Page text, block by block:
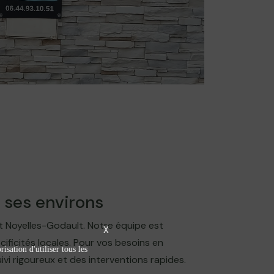
environs
Noyelles-Godault. Notre équipe est
locales. Pour vos besoins en
rigoureux et des interventions rapides.
X
d'utiliser tous les